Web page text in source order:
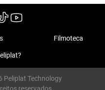
Filmoteca
Peliplat Technology
reservados.